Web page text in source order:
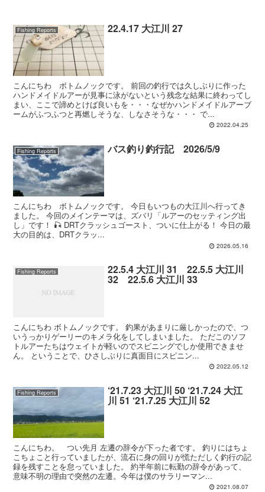
Fishing Reports 22.4.17 大江川 27
こんにちわ ボトムノックです。 前回の釣行では久しぶりに作った
ハンドメイドルアーが見事に泳がないという残念な結果に終わってし
まい、ここで諦めとけば良いもを・・・なぜかハンドメイドルアーブ
ームがふつふつと再燃しそうな、しなさそうな・・・ で...
2022.04.25
Fishing Reports バス釣り釣行記 2026/5/9
こんにちわ ボトムノックです。 今日もいつもの大江川へ行ってき
ました。 今回のメインテーマは、ズバリ「ルアーのセッティング出
し」です！ 🎣 DRTクラッシュゴースト、ついに仕上がる！ 今日の最
大の目的は、DRTクラッ...
2026.05.16
Fishing Reports 22.5.4 大江川 31 22.5.5 大江川
32 22.5.6 大江川 33
こんにちわ ボトムノックです。 釣果があまりに厳しかったので、つ
いうっかりゲーリーのキメラ化をしてしまいました。 ただこのソフ
トルアーたちはウェイトが軽いのでスピニングでしか使用できませ
ん。 ということで、ひさしぶりに真面目にスピニン...
2022.05.12
Fishing Reports ‘21.7.23 大江川 50 ‘21.7.24 大江
川 51 ‘21.7.25 大江川 52
こんにちわ。 つい先月 左遷の辞令が下った者です。 釣りにはちょ
こちょこと行っていましたが、流石に身の回りが慌ただしく釣行の記
録を残すことを怠っていました。 約半年前に転勤の辞令があって、
意味不明の理由で突然の左遷。今年は僕のサラリーマン...
2021.08.07